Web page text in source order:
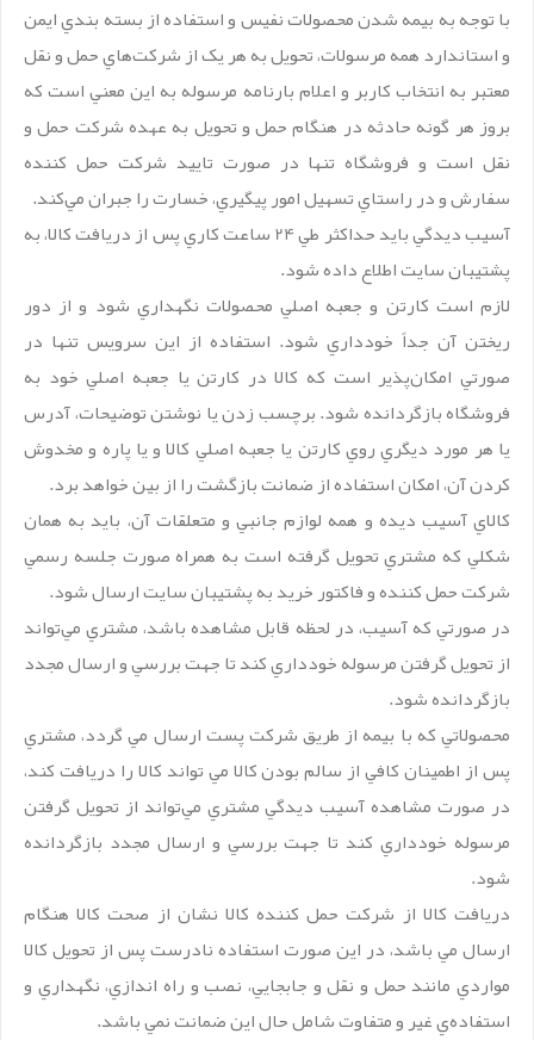
با توجه به بيمه شدن محصولات نفيس و استفاده از بسته بندي ايمن
و استاندارد همه مرسولات، تحويل به هر يک از شرکت‏‏‌هاي حمل و نقل
معتبر به انتخاب کاربر و اعلام بارنامه مرسوله به اين معني است که
بروز هر گونه حادثه در هنگام حمل و تحويل به عهده شرکت حمل و
نقل است و فروشگاه تنها در صورت تاييد شرکت حمل کننده
سفارش و در راستاي تسهيل امور پيگيري، خسارت را جبران مي‌‏کند.
آسيب‏‏ ديدگي بايد حداکثر طي 24 ساعت کاري پس از دريافت کالا، به
پشتيبان سايت اطلاع داده شود.
لازم است کارتن و جعبه اصلي محصولات نگهداري شود و از دور
ريختن آن جداً خودداري شود. استفاده از اين سرويس تنها در
صورتي امکان‌پذير است که کالا در کارتن يا جعبه اصلي خود به
فروشگاه بازگردانده شود. برچسب زدن يا نوشتن توضيحات، آدرس
يا هر مورد ديگري روي کارتن يا جعبه اصلي کالا و يا پاره و مخدوش
کردن آن، امکان استفاده از ضمانت بازگشت را از بين خواهد برد.
کالاي آسيب ديده و همه لوازم جانبي و متعلقات آن، بايد به همان
شکلي که مشتري تحويل گرفته است به همراه صورت جلسه رسمي
شرکت حمل کننده و فاکتور خريد به پشتيبان سايت ارسال شود.
در صورتي که آسيب‏‌، در لحظه قابل مشاهده باشد، مشتري مي‏‌تواند
از تحويل گرفتن مرسوله خودداري کند تا جهت بررسي و ارسال مجدد
بازگردانده شود.
محصولاتي که با بيمه از طريق شرکت پست ارسال مي گردد، مشتري
پس از اطمينان کافي از سالم بودن کالا مي تواند کالا را دريافت کند،
در صورت مشاهده آسيب ديدگي مشتري مي‏‌تواند از تحويل گرفتن
مرسوله خودداري کند تا جهت بررسي و ارسال مجدد بازگردانده
شود.
دريافت کالا از شرکت حمل کننده کالا نشان از صحت کالا هنگام
ارسال مي باشد، در اين صورت استفاده نادرست پس از تحويل کالا
مواردي مانند حمل و نقل و جابجايي، نصب و راه اندازي، نگهداري و
استفاده‌ي غير و متفاوت شامل حال اين ضمانت نمي باشد.